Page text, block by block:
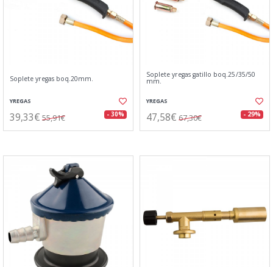
Soplete yregas boq.20mm.
YREGAS
39,33€ 55,91€ - 30%
Soplete yregas gatillo boq.25/35/50
mm.
YREGAS
47,58€ 67,30€ - 29%